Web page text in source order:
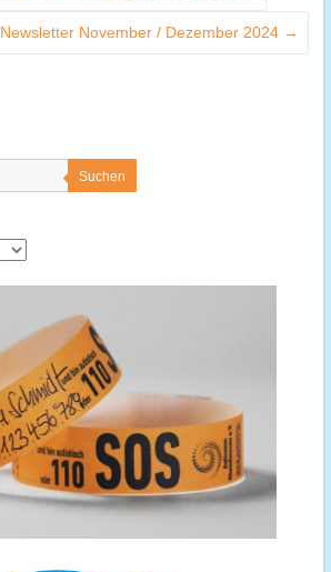
Newsletter November / Dezember 2024 →
Suchen